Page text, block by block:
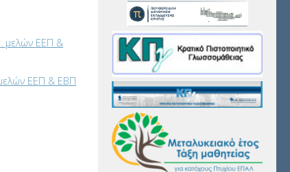
μελών ΕΕΠ &
ΕΕΠ & ΕΒΠ